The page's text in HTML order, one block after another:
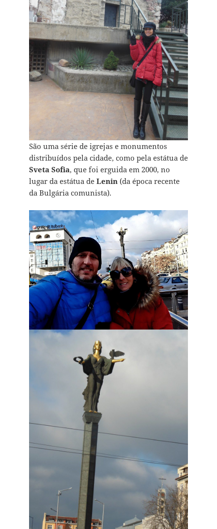
São uma série de igrejas e monumentos
distribuídos pela cidade, como pela estátua de
Sveta Sofia, que foi erguida em 2000, no
lugar da estátua de Lenin(da época recente
da Bulgária comunista).